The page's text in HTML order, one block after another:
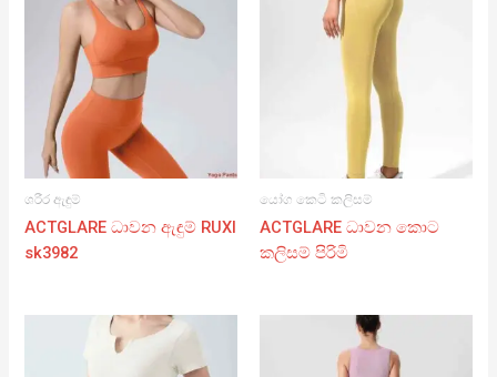
ශරීර ඇඳුම්
ACTGLARE ධාවන ඇඳුම් RUXI
sk3982
යෝග කෙටි කලිසම්
ACTGLARE ධාවන කොට
කලිසම් පිරිමි